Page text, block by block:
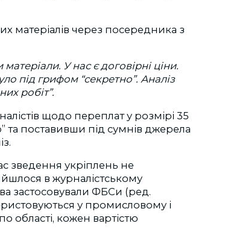
матеріалів через посередника з
У нас є договірні ціни.
під грифом “секретно”. Аналіз
робіт”.
щодо переплат у розмірі 35
та поставивши під сумнів джерела
зведення укріплень не
в журналістському
застосовували ФБСи (ред.
у промисловому і
області, кожен вартістю